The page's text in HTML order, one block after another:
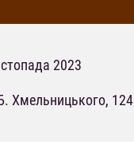
2023
Хмельницького, 124